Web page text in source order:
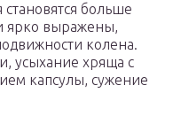
больше
ярко выражены,
колена.
усыхание хряща с
капсулы, сужение